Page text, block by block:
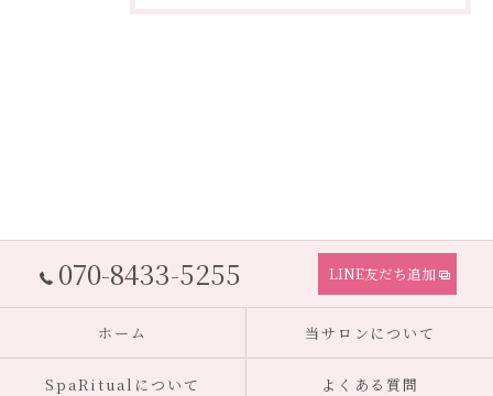
070-8433-5255 LINE友だち追加
ホーム 当サロンについて
SpaRitualについて よくある質問